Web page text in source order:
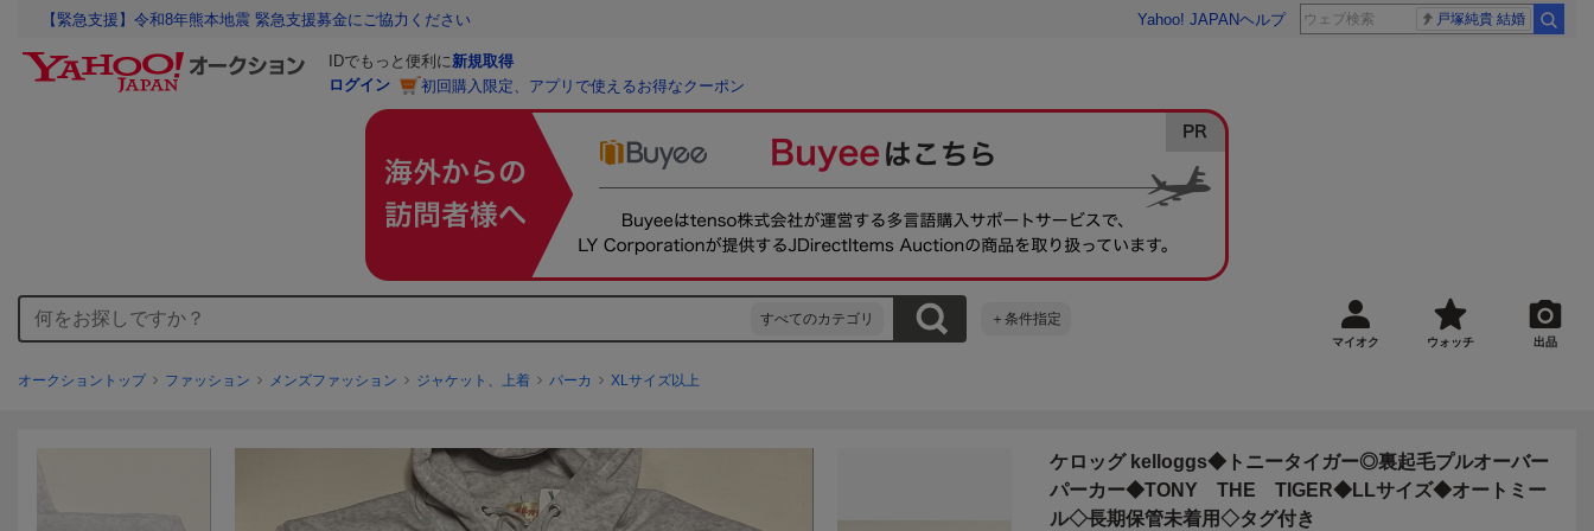
【緊急支援】令和8年熊本地震 緊急支援募金にご協力ください Yahoo! JAPANヘルプ 戸塚純貴 結婚
IDでもっと便利に新規取得
ログイン
初回購入限定、アプリで使えるお得なクーポン
すべてのカテゴリ ＋条件指定
マイオク ウォッチ 出品
オークショントップ ファッション メンズファッション ジャケット、上着 パーカ XLサイズ以上
ケロッグ kelloggs◆トニータイガー◎裏起毛プルオーバー
パーカー◆TONY THE TIGER◆LLサイズ◆オートミー
ル◇長期保管未着用◇タグ付き